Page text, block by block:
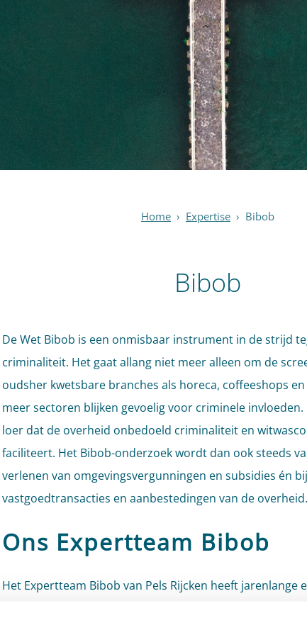
Home › Expertise › Bibob
Bibob
De Wet Bibob is een onmisbaar instrument in de strijd
criminaliteit. Het gaat allang niet meer alleen om de
oudsher kwetsbare branches als horeca, coffeeshops
meer sectoren blijken gevoelig voor criminele
loer dat de overheid onbedoeld criminaliteit en
faciliteert. Het Bibob-onderzoek wordt dan ook steeds
verlenen van omgevingsvergunningen en subsidies én bij
vastgoedtransacties en aanbestedingen van de overheid.
Ons Expertteam Bibob
Het Expertteam Bibob van Pels Rijcken heeft jarenlange